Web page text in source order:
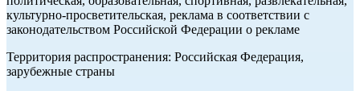
культурно-просветительская, реклама в соответствии с
законодательством Российской Федерации о рекламе
Территория распространения: Российская Федерация,
зарубежные страны